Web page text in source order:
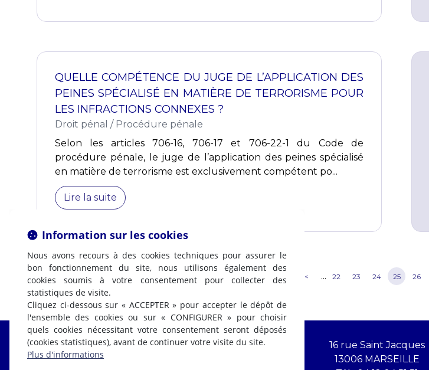
QUELLE COMPÉTENCE DU JUGE DE L’APPLICATION DES
PEINES SPÉCIALISÉ EN MATIÈRE DE TERRORISME POUR
LES INFRACTIONS CONNEXES ?
Droit pénal / Procédure pénale
Selon les articles 706-16, 706-17 et 706-22-1 du Code de
procédure pénale, le juge de l’application des peines spécialisé
en matière de terrorisme est exclusivement compétent po...
Lire la suite
< ... 22 23 24 25 26
Fabrice LABI
16 rue Saint Jacques
13006 MARSEILLE
Information sur les cookies
Nous avons recours à des cookies techniques pour assurer le
bon fonctionnement du site, nous utilisons également des
cookies soumis à votre consentement pour collecter des
statistiques de visite.
Cliquez ci-dessous sur « ACCEPTER » pour accepter le dépôt de
l'ensemble des cookies ou sur « CONFIGURER » pour choisir
quels cookies nécessitant votre consentement seront déposés
(cookies statistiques), avant de continuer votre visite du site.
Plus d'informations